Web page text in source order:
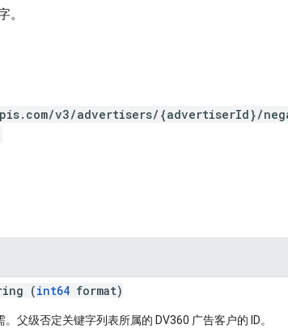
。
v3/advertisers/{advertiserId}/
(int64 format)
。父级否定关键字列表所属的 DV360 广告客户的 ID。